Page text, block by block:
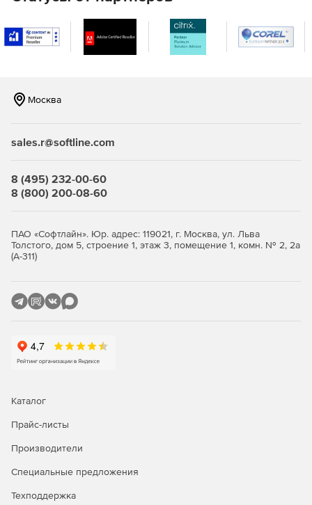
Графический интерфейс.
Поддержка протокола HTTP для связи с сервером
Импорт\экспорт настроек соединения во время
Быстрое открытие базы данных после соединения.
Поддержка различных параметров при составлении
Функция Code Folding позволяет скрывать или
демонстрировать секции кода для улучшенной
Системные требования:
Tiger или 10.5 Leopard\10.6 Snow Leopard; Linux.
Москва
sales.r@softline.com
8 (495) 232-00-60
8 (800) 200-08-60
ПАО «Софтлайн». Юр. адрес: 119021, г. Москва, ул. Льва
Толстого, дом 5, строение 1, этаж 3, помещение 1, комн. № 2, 2а
(А-311)
Каталог
Прайс-листы
Производители
Специальные предложения
Техподдержка